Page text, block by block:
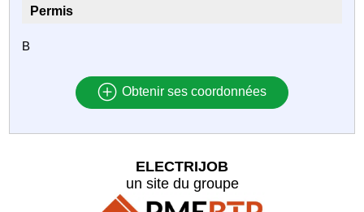
Permis
B
Obtenir ses coordonnées
ELECTRIJOB
un site du groupe